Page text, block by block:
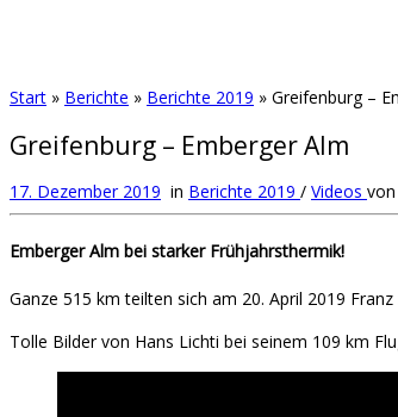
Start » Berichte » Berichte 2019 » Greifenburg –
Greifenburg – Emberger Alm
17. Dezember 2019 in Berichte 2019 / Videos von
Emberger Alm bei starker Frühjahrsthermik!
Ganze 515 km teilten sich am 20. April 2019
Tolle Bilder von Hans Lichti bei seinem 109 km